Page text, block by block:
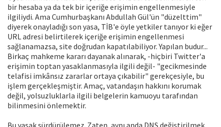
bir hesaba ya da tek bir içeriğe erişimin engellenmesiyle
ilgiliydi. Ama Cumhurbaşkanı Abdullah Gül'ün "düzelttim"
diyerek onayladığı son yasa, TİB'e öyle yetkiler tanıyor ki eğer
URL adresi belirtilerek içeriğe erişimin engellenmesi
sağlanamazsa, site doğrudan kapatılabiliyor. Yapılan budur...
Birkaç mahkeme kararı dayanak alınarak, -hiçbiri Twitter'a
erişimin toptan yasaklanmasıyla ilgili değil- "gecikmesinde
telafisi imkânsız zararlar ortaya çıkabilir" gerekçesiyle, bu
işlem gerçekleşmiştir. Amaç, vatandaşın hakkını korumak
değil, yolsuzluklarla ilgili belgelerin kamuoyu tarafından
bilinmesini önlemektir.